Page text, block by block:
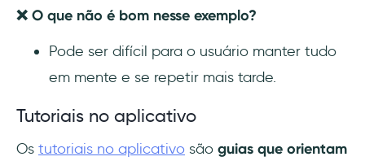
❌ O que não é bom nesse exemplo?
Pode ser difícil para o usuário manter tudo
em mente e se repetir mais tarde.
Tutoriais no aplicativo
Os tutoriais no aplicativo são guias que orientam